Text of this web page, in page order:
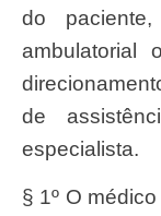
do
ambulatorial
de
especialista.
§ 1º O